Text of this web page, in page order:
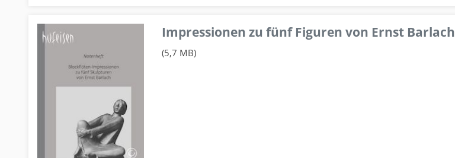
Impressionen zu fünf Figuren von Ernst Barlach
(5,7 MB)